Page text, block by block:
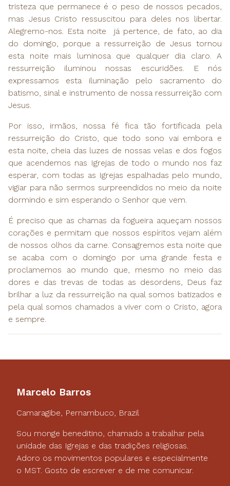
tristeza que permanece é o peso de nossos pecados,
mas Jesus Cristo ressuscitou para deles nos libertar.
Alegremo-nos. Esta noite já pertence, de fato, ao dia
do domingo, porque a ressurreição de Jesus tornou
esta noite mais luminosa que qualquer dia claro. A
ressurreição iluminou nossas escuridões. E nós
expressamos esta iluminação pelo sacramento do
batismo, sinal e instrumento de nossa ressurreição com
Jesus.
Por isso, irmãos, nossa fé fica tão fortificada pela
ressurreição do Cristo, que todo sono vai embora e
esta noite, cheia das luzes de nossas velas e dos fogos
que acendemos nas Igrejas de todo o mundo nos faz
esperar, com todas as Igrejas espalhadas pelo mundo,
vigiar para não sermos surpreendidos no meio da noite
dormindo e sim esperando o Senhor que vem.
É preciso que as chamas da fogueira aqueçam nossos
corações e permitam que nossos espíritos vejam além
de nossos olhos da carne. Consagremos esta noite que
se acaba com o domingo por uma grande festa e
proclamemos ao mundo que, mesmo no meio das
dores e das trevas de todas as desordens, Deus faz
brilhar a luz da ressurreição na qual somos batizados e
pela qual somos chamados a viver com o Cristo, agora
e sempre.
Marcelo Barros
Camaragibe, Pernambuco, Brazil
Sou monge beneditino, chamado a trabalhar pela
unidade das Igrejas e das tradições religiosas.
Adoro os movimentos populares e especialmente
o MST. Gosto de escrever e de me comunicar.